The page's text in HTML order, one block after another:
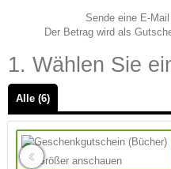
Sende eine E-
Der Betrag wird als
1. Wählen Sie
Alle (6)
Größer anschauen
‹